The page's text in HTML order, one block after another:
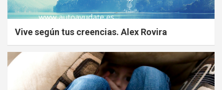
Vive según tus creencias. Alex Rovira